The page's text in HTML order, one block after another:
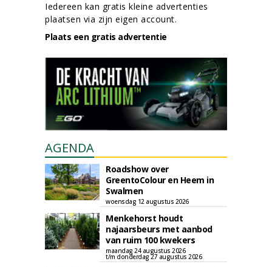
Iedereen kan gratis kleine advertenties
plaatsen via zijn eigen account.
Plaats een gratis advertentie
AGENDA
Roadshow over
GreentoColour en Heem in
Swalmen
woensdag 12 augustus 2026
Menkehorst houdt
najaarsbeurs met aanbod
van ruim 100 kwekers
maandag 24 augustus 2026
t/m donderdag 27 augustus 2026